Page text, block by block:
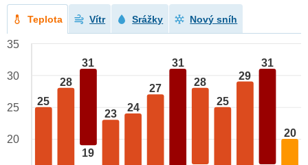
Teplota Vítr Srážky Nový sníh
25
28
31
19
23
24
27
31
28
25
29
31
20
35
30
25
20